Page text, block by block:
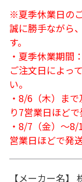
※夏季休業日の
誠に勝手ながら
す。
・夏季休業期間
ご注文日によっ
い。
・8/6（木）ま
り7営業日ほど
・8/7（金）～
営業日ほどで発
【メーカー名】